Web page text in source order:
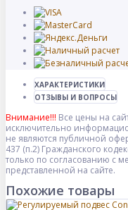
ХАРАКТЕРИСТИКИ
ОТЗЫВЫ И ВОПРОСЫ
Внимание!!! Все цены на
исключительно
не являются публичной
437 (п.2) Гражданского
только по согласованию с
представленной на сайте.
Похожие товары